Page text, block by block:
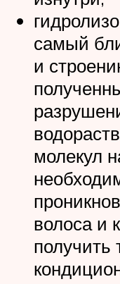
самый
и
молекул
волоса и
получить